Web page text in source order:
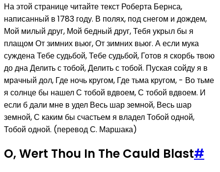
На этой странице читайте текст Роберта Бернса,
написанный в 1783 году. В полях, под снегом и дождем,
Мой милый друг, Мой бедный друг, Тебя укрыл бы я
плащом От зимних вьюг, От зимних вьюг. А если мука
суждена Тебе судьбой, Тебе судьбой, Готов я скорбь твою
до дна Делить с тобой, Делить с тобой. Пуская сойду я в
мрачный дол, Где ночь кругом, Где тьма кругом, - Во тьме
я солнце бы нашел С тобой вдвоем, С тобой вдвоем. И
если б дали мне в удел Весь шар земной, Весь шар
земной, С каким бы счастьем я владел Тобой одной,
Тобой одной. (перевод С. Маршака)
O, Wert Thou In The Cauld Blast#